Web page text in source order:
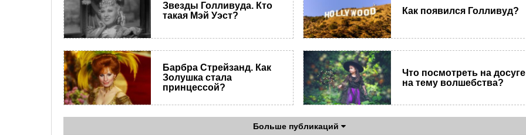
Звезды Голливуда. Кто
такая Мэй Уэст?
Как появился Голливуд?
Барбра Стрейзанд. Как
Золушка стала
принцессой?
Что посмотреть на досуге
на тему волшебства?
Больше публикаций